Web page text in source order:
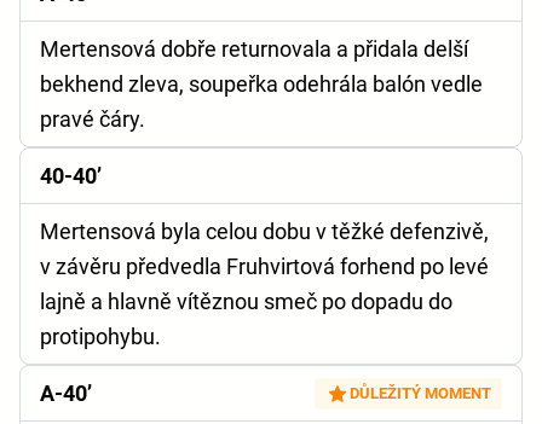
Mertensová dobře returnovala a přidala delší
bekhend zleva, soupeřka odehrála balón vedle
pravé čáry.
40-40’
Mertensová byla celou dobu v těžké defenzivě,
v závěru předvedla Fruhvirtová forhend po levé
lajně a hlavně vítěznou smeč po dopadu do
protipohybu.
A-40’ DŮLEŽITÝ MOMENT